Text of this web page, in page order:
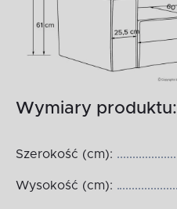
Wymiary produktu:
Szerokość (cm):
Wysokość (cm):